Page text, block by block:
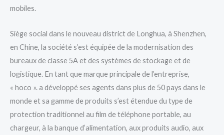
mobiles.
Siège social dans le nouveau district de Longhua, à Shenzhen,
en Chine, la société s’est équipée de la modernisation des
bureaux de classe 5A et des systèmes de stockage et de
logistique. En tant que marque principale de l’entreprise,
« hoco ». a développé ses agents dans plus de 50 pays dans le
monde et sa gamme de produits s’est étendue du type de
protection traditionnel au film de téléphone portable, au
chargeur, à la banque d’alimentation, aux produits audio, aux